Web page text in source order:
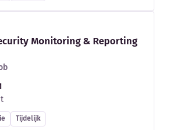
Monitoring & Reporting
Tijdelijk